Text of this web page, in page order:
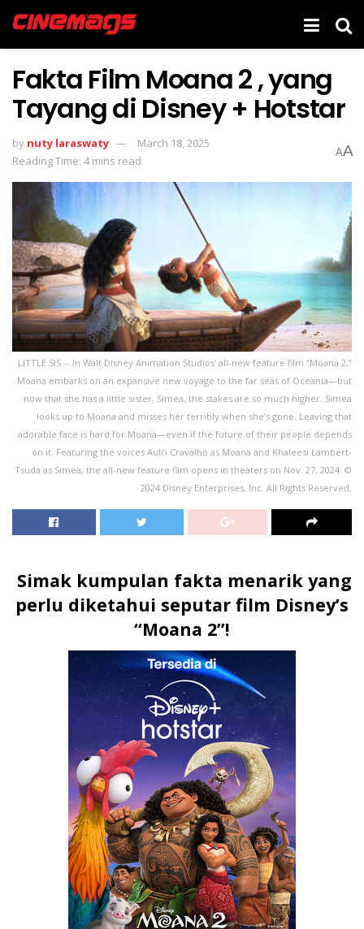
Fakta Film Moana 2 , yang
Tayang di Disney + Hotstar
by nuty laraswaty
March 18, 2025
Reading Time: 4 mins read
AA
LITTLE SIS -- In Walt Disney Animation Studios’ all-new feature film “Moana 2,”
Moana embarks on an expansive new voyage to the far seas of Oceania—but
now that she has a little sister, Simea, the stakes are so much higher. Simea
looks up to Moana and misses her terribly when she’s gone. Leaving that
adorable face is hard for Moana—even if the future of their people depends
on it. Featuring the voices Auli‘i Cravalho as Moana and Khaleesi Lambert-
Tsuda as Simea, the all-new feature film opens in theaters on Nov. 27, 2024. ©
2024 Disney Enterprises, Inc. All Rights Reserved.
Simak kumpulan fakta menarik yang
perlu diketahui seputar film Disney’s
“Moana 2”!